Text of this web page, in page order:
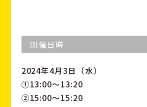
開催日時
2024年4月3日（水）
①13:00～13:20
②15:00～15:20